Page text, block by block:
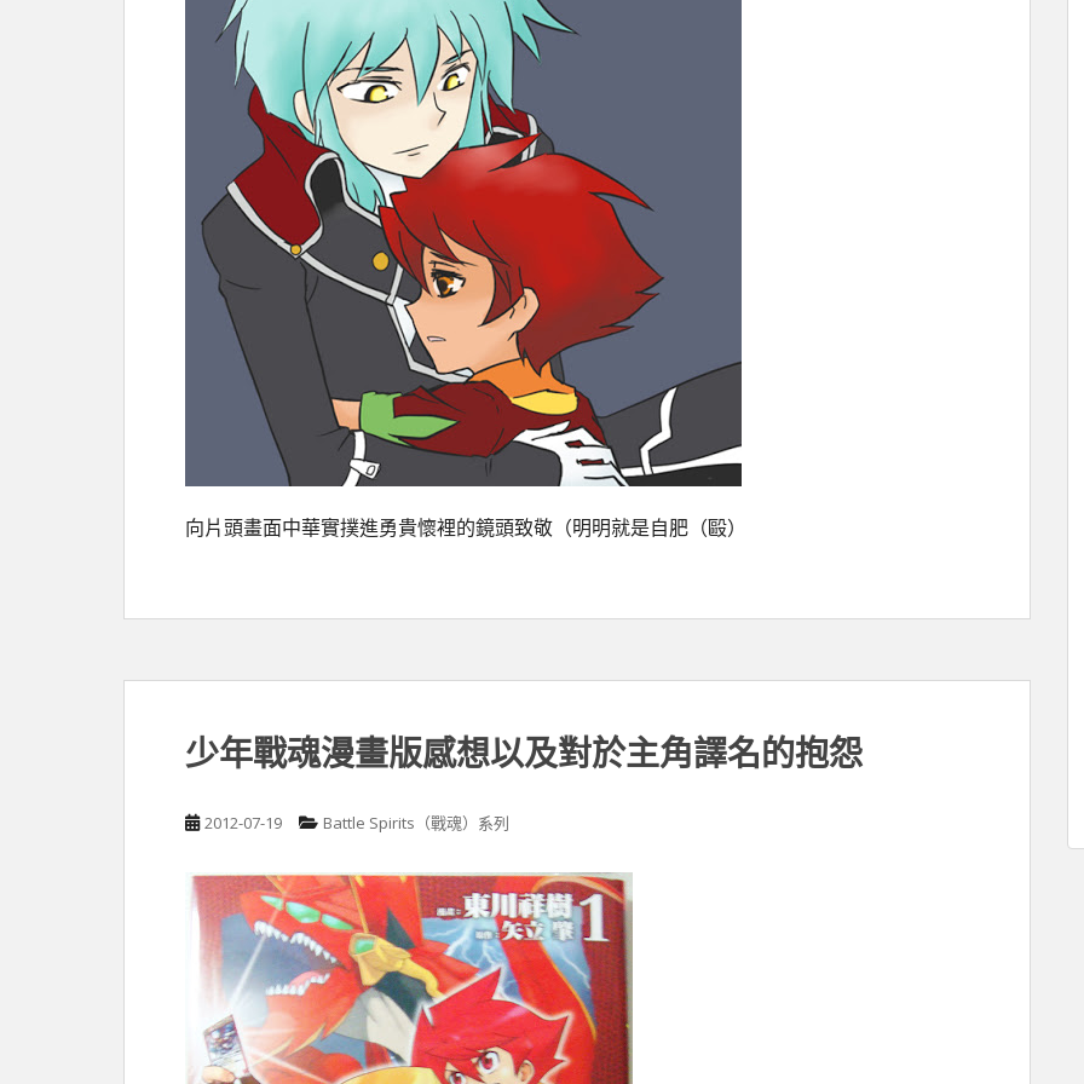
向片頭畫面中華實撲進勇貴懷裡的鏡頭致敬（明明就是自肥（毆）
少年戰魂漫畫版感想以及對於主角譯名的抱怨
2012-07-19 Battle Spirits（戰魂）系列